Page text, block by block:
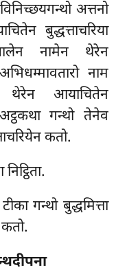
अत्तनो
बुद्धत्ताचरिया
नामेन थेरेन
नाम
थेरेन आयाचितेन
गन्थो तेनेव
कतो.
गन्थो बुद्धमित्ता